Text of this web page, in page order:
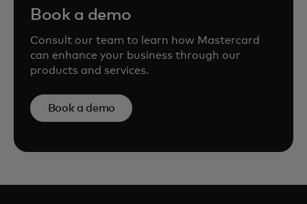
Book a demo
Consult our team to learn how Mastercard
can enhance your business through our
products and services.
Book a demo